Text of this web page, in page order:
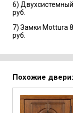
6)
руб.
7) Замки Mottura
руб.
Похожие двери: